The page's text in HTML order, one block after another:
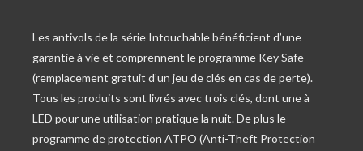
Les antivols de la série Intouchable bénéficient d’une
garantie à vie et comprennent le programme Key Safe
(remplacement gratuit d’un jeu de clés en cas de perte).
Tous les produits sont livrés avec trois clés, dont une à
LED pour une utilisation pratique la nuit. De plus le
programme de protection ATPO (Anti-Theft Protection